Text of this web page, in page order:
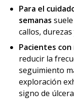
Para el
semanas
callos,
Pacientes con
reducir la
seguimiento
exploración
signo de